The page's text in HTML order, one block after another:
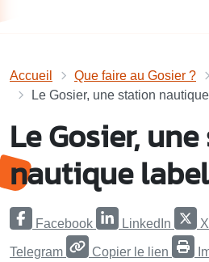
Accueil Que faire au Gosier ?
Le Gosier, une station
Le Gosier,
nautique
Facebook LinkedIn X
Telegram Copier le lien